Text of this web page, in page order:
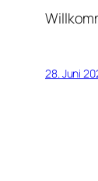
28. Juni